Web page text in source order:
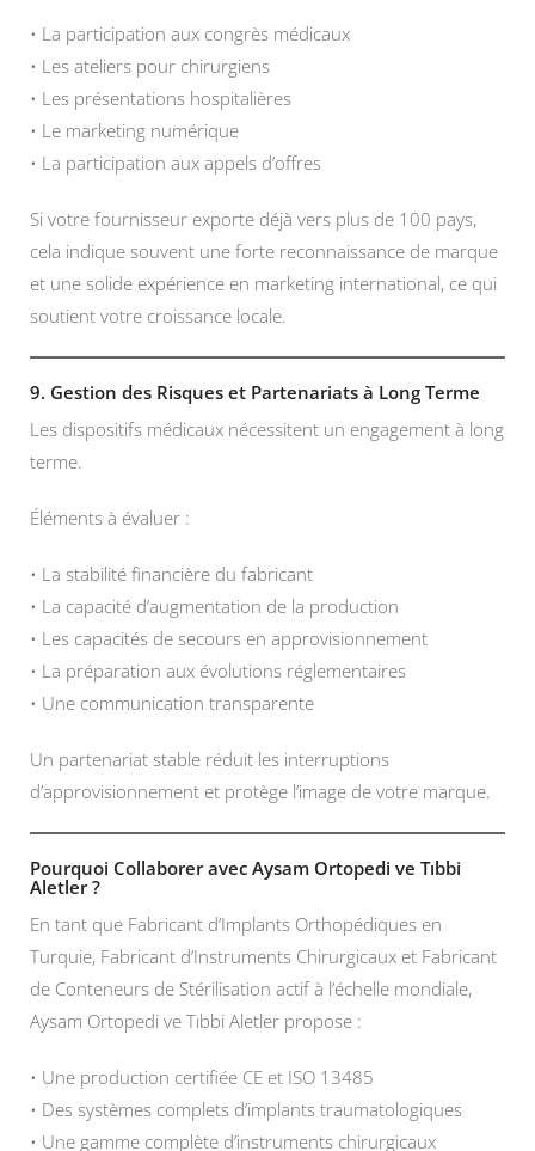
• La participation aux congrès médicaux
• Les ateliers pour chirurgiens
• Les présentations hospitalières
• Le marketing numérique
• La participation aux appels d’offres
Si votre fournisseur exporte déjà vers plus de 100 pays,
cela indique souvent une forte reconnaissance de marque
et une solide expérience en marketing international, ce qui
soutient votre croissance locale.
9. Gestion des Risques et Partenariats à Long Terme
Les dispositifs médicaux nécessitent un engagement à long
terme.
Éléments à évaluer :
• La stabilité financière du fabricant
• La capacité d’augmentation de la production
• Les capacités de secours en approvisionnement
• La préparation aux évolutions réglementaires
• Une communication transparente
Un partenariat stable réduit les interruptions
d’approvisionnement et protège l’image de votre marque.
Pourquoi Collaborer avec Aysam Ortopedi ve Tıbbi
Aletler ?
En tant que Fabricant d’Implants Orthopédiques en
Turquie, Fabricant d’Instruments Chirurgicaux et Fabricant
de Conteneurs de Stérilisation actif à l’échelle mondiale,
Aysam Ortopedi ve Tıbbi Aletler propose :
• Une production certifiée CE et ISO 13485
• Des systèmes complets d’implants traumatologiques
• Une gamme complète d’instruments chirurgicaux